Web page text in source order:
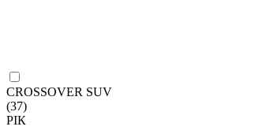
CROSSOVER SUV
(37)
РІК